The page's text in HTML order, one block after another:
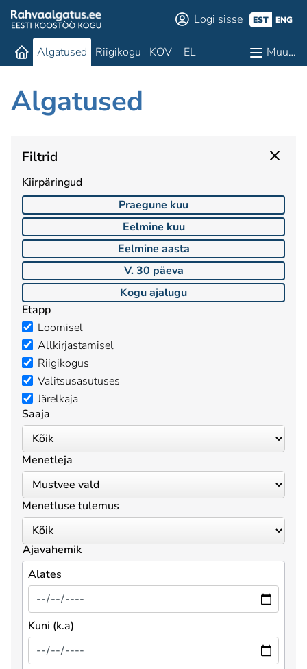
Logi sisse EST ENG
Algatused Riigikogu KOV EL Muu…
Algatused
Filtrid
Kiirpäringud
Praegune kuu
Eelmine kuu
Eelmine aasta
V. 30 päeva
Kogu ajalugu
Etapp
Loomisel
Allkirjastamisel
Riigikogus
Valitsusasutuses
Järelkaja
Saaja
Menetleja
Menetluse tulemus
Ajavahemik
Alates
Kuni (k.a)